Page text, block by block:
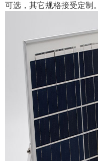
可选，其它规格接受定制。